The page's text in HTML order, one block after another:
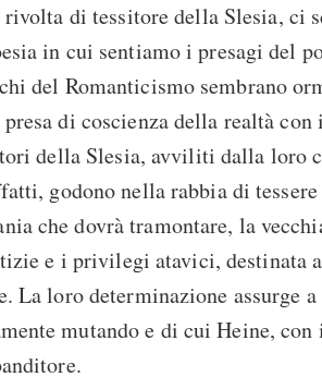
di tessitore della Slesia, ci
in cui sentiamo i presagi del
del Romanticismo sembrano
di coscienza della realtà
della Slesia, avviliti dalla loro
godono nella rabbia di
che dovrà tramontare, la
e i privilegi atavici, destinata
La loro determinazione assurge
mutando e di cui Heine,